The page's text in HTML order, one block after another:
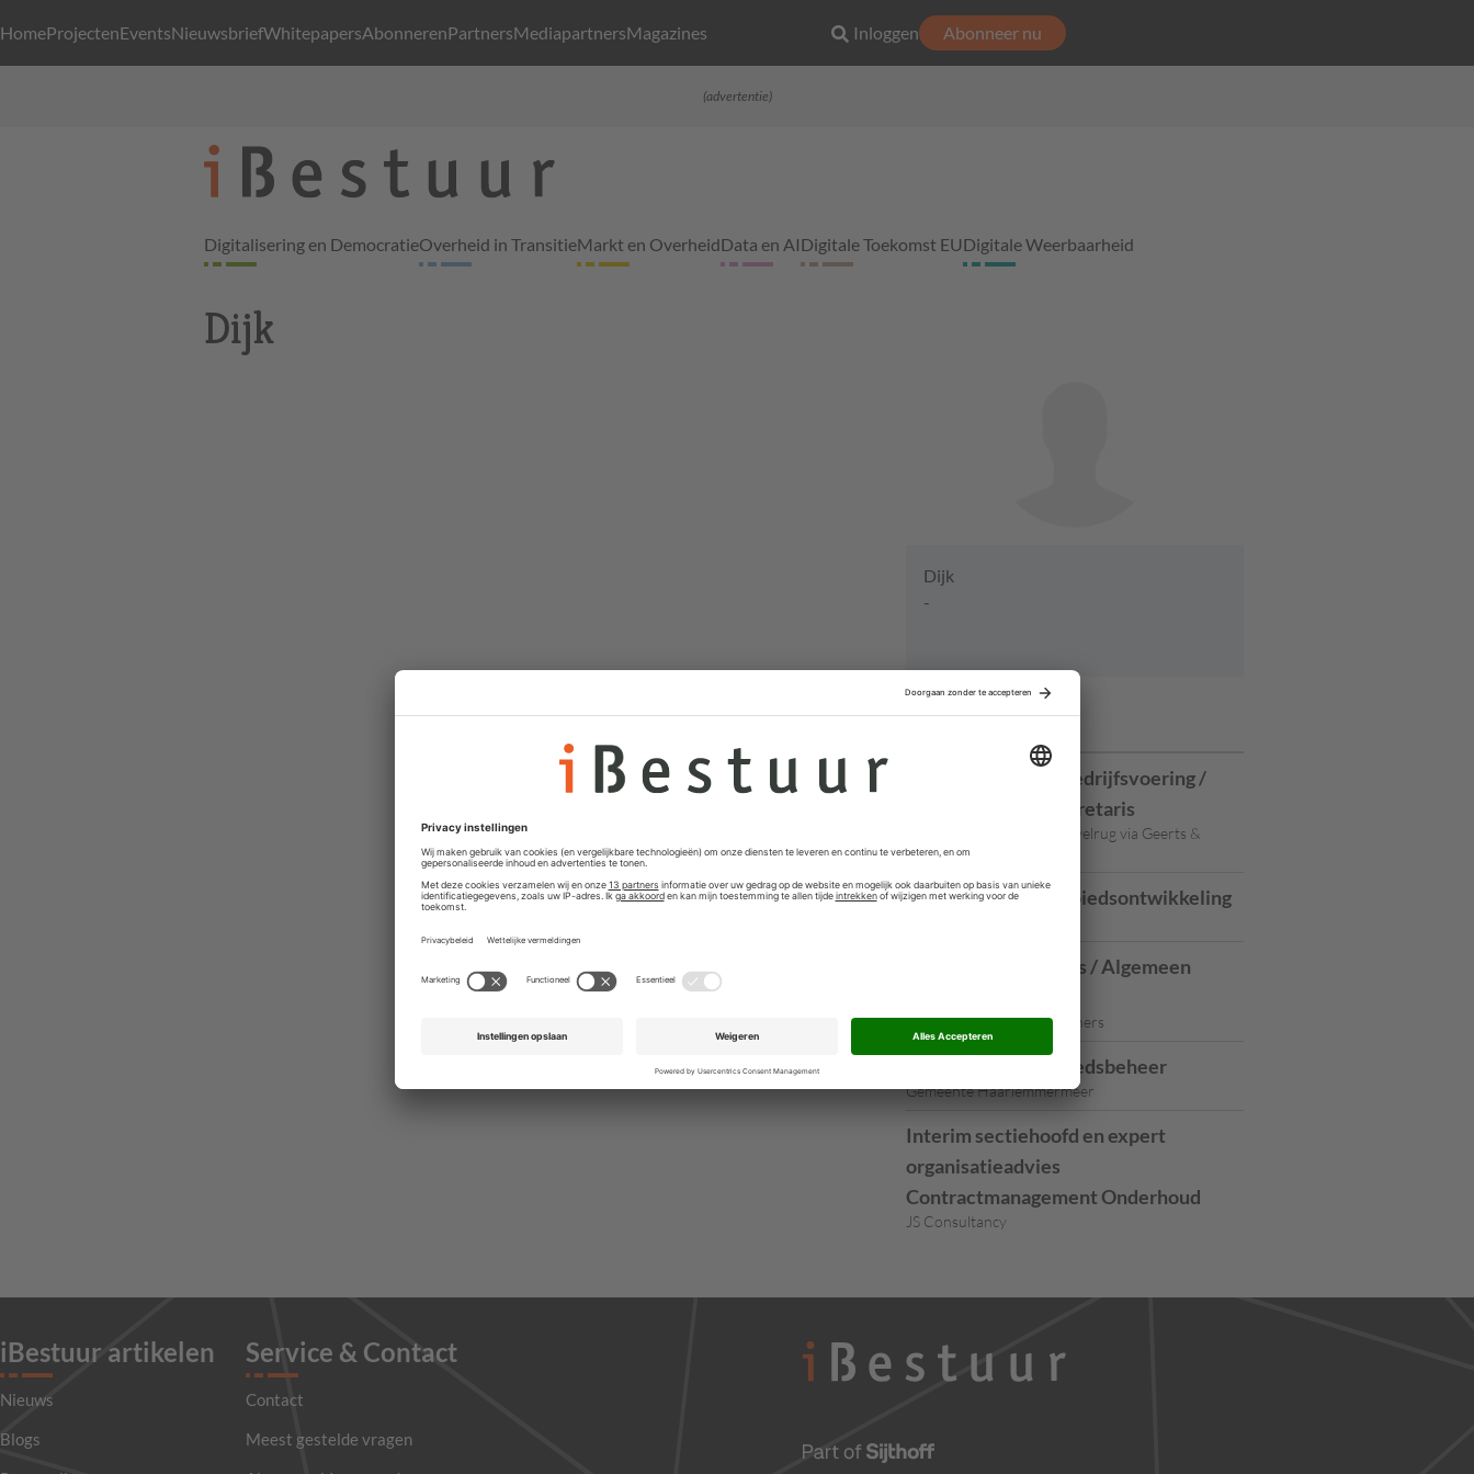
HomeProjectenEventsNieuwsbriefWhitepapersAbonnerenPartnersMediapartnersMagazines Inloggen Abonneer nu
(advertentie)
Digitalisering en DemocratieOverheid in TransitieMarkt en OverheidData en AIDigitale Toekomst EUDigitale Weerbaarheid
Dijk
Dijk
-
Concernmanager Bedrijfsvoering /
Loco-Gemeentesecretaris
Gemeente Utrechtse Heuvelrug via Geerts &
Partners
Projectmanager gebiedsontwikkeling
Gemeentesecretaris / Algemeen
Dongen via Geerts & partners
Teammanager Gebiedsbeheer
Gemeente Haarlemmermeer
Interim sectiehoofd en expert
organisatieadvies
Contractmanagement Onderhoud
JS Consultancy
iBestuur artikelen
Nieuws
Blogs
Service & Contact
Contact
Meest gestelde vragen